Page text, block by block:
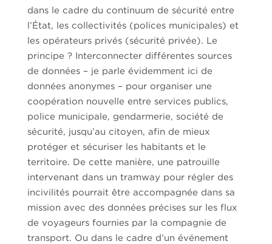
dans le cadre du continuum de sécurité entre
l’État, les collectivités (polices municipales) et
les opérateurs privés (sécurité privée). Le
principe ? Interconnecter différentes sources
de données – je parle évidemment ici de
données anonymes – pour organiser une
coopération nouvelle entre services publics,
police municipale, gendarmerie, société de
sécurité, jusqu’au citoyen, afin de mieux
protéger et sécuriser les habitants et le
territoire. De cette manière, une patrouille
intervenant dans un tramway pour régler des
incivilités pourrait être accompagnée dans sa
mission avec des données précises sur les flux
de voyageurs fournies par la compagnie de
transport. Ou dans le cadre d’un événement